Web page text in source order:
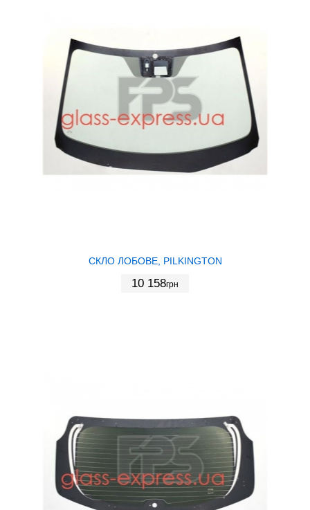
СКЛО ЛОБОВЕ, PILKINGTON
10 158грн